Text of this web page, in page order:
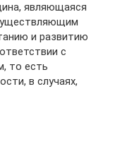
являющаяся
и развитию
с
то есть
в случаях,